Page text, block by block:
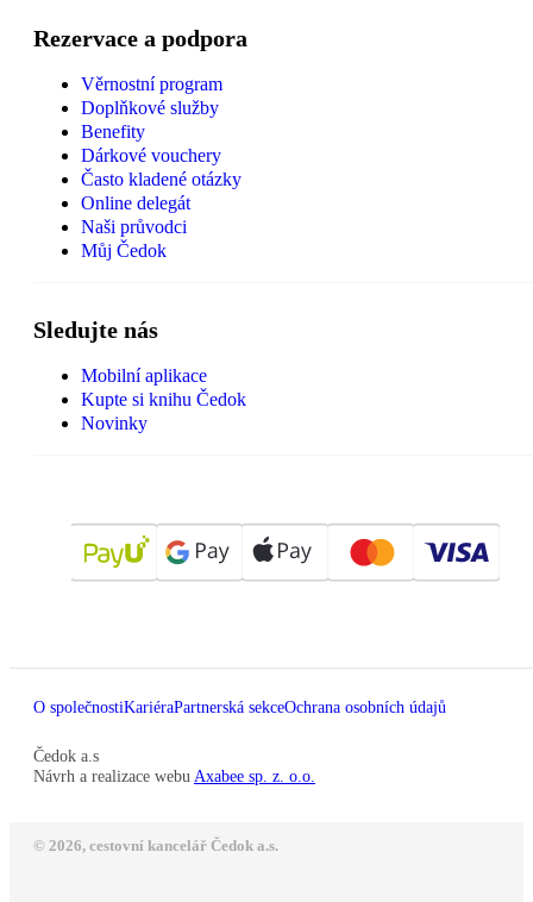
Rezervace a podpora
Věrnostní program
Doplňkové služby
Benefity
Dárkové vouchery
Často kladené otázky
Online delegát
Naši průvodci
Můj Čedok
Sledujte nás
Mobilní aplikace
Kupte si knihu Čedok
Novinky
O společnostiKariéraPartnerská sekceOchrana osobních údajů
Čedok a.s
Návrh a realizace webu Axabee sp. z. o.o.
© 2026, cestovní kancelář Čedok a.s.